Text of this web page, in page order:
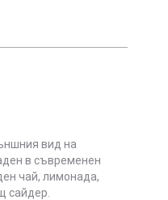
вид на
в съвременен
чай, лимонада,
сайдер.